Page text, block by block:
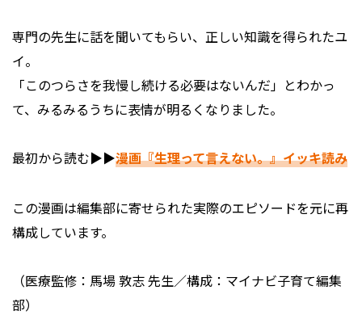
専門の先生に話を聞いてもらい、正しい知識を得られたユ
イ。
「このつらさを我慢し続ける必要はないんだ」とわかっ
て、みるみるうちに表情が明るくなりました。
最初から読む▶▶漫画『生理って言えない。』イッキ読み
この漫画は編集部に寄せられた実際のエピソードを元に再
構成しています。
（医療監修：馬場 敦志 先生／構成：マイナビ子育て編集
部）